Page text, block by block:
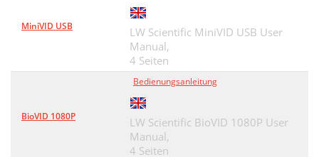
MiniVID USB
LW Scientific MiniVID USB User
Manual,
4 Seiten
BioVID 1080P
Bedienungsanleitung
LW Scientific BioVID 1080P User
Manual,
4 Seiten